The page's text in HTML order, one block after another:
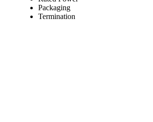
Packaging
Termination